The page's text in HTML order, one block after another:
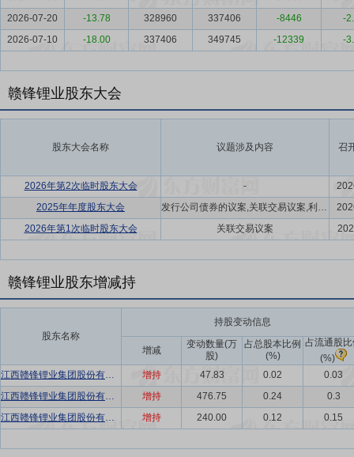
2026-07-20
-13.78 328960 337406 -8446
-
2026-07-10
-18.00 337406 349745 -12339 -
赣锋锂业股东大会
股东大会名称 议题涉及内容 召
2026年第2次临时股东大会 -
2025年年度股东大会
发行公司债券的议案,关联交易议案,利润分配方案,年度报告(摘要)议案
2026年第1次临时股东大会
关联交易议案
赣锋锂业股东增减持
股东名称
持股变动信息
增减
变动数量(万
股)
占总股本比例
(%)
占流通股
(%)
江西赣锋锂业集团股份有限公司2023年员工持股计划
增持 47.83 0.02
0.03
江西赣锋锂业集团股份有限公司2023年员工持股计划
增持 476.75 0.24
0.3
江西赣锋锂业集团股份有限公司2023年员工持股计划
增持 240.00 0.12 0.15